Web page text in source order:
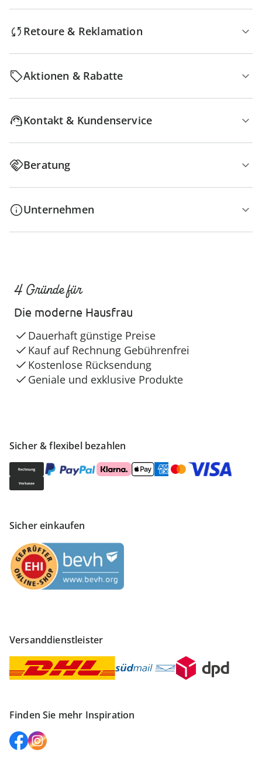
Retoure & Reklamation
Aktionen & Rabatte
Kontakt & Kundenservice
Beratung
Unternehmen
Sicher & flexibel bezahlen
Sicher einkaufen
Versanddienstleister
Finden Sie mehr Inspiration
4 Gründe für
Die moderne Hausfrau
Dauerhaft günstige Preise
Kauf auf Rechnung Gebührenfrei
Kostenlose Rücksendung
Geniale und exklusive Produkte